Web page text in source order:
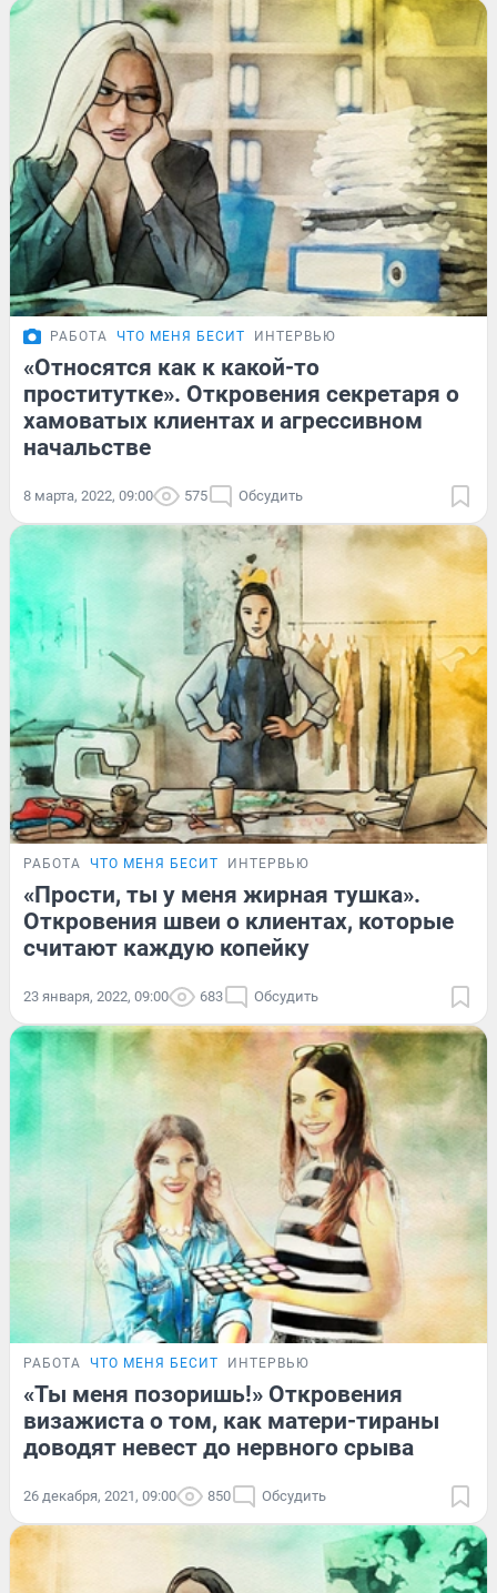
РАБОТА ЧТО МЕНЯ БЕСИТ ИНТЕРВЬЮ
«Относятся как к какой-то
проститутке». Откровения секретаря о
хамоватых клиентах и агрессивном
начальстве
8 марта, 2022, 09:00 575 Обсудить
РАБОТА ЧТО МЕНЯ БЕСИТ ИНТЕРВЬЮ
«Прости, ты у меня жирная тушка».
Откровения швеи о клиентах, которые
считают каждую копейку
23 января, 2022, 09:00 683 Обсудить
РАБОТА ЧТО МЕНЯ БЕСИТ ИНТЕРВЬЮ
«Ты меня позоришь!» Откровения
визажиста о том, как матери-тираны
доводят невест до нервного срыва
26 декабря, 2021, 09:00 850 Обсудить